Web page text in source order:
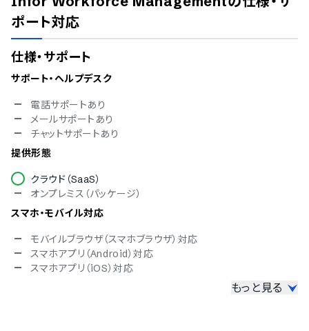
ポート対応
仕様・サポート
サポート・ヘルプデスク
電話サポートあり
メールサポートあり
チャットサポートあり
提供形態
クラウド（SaaS）
オンプレミス（パッケージ）
スマホ・モバイル対応
モバイルブラウザ（スマホブラウザ）対応
スマホアプリ（Android）対応
スマホアプリ（iOS）対応
もっと見る